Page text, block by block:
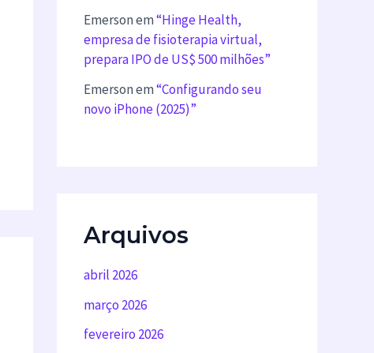
Emersonem“Hinge Health,
empresa de fisioterapia virtual,
prepara IPO de US$ 500 milhões”
Emersonem“Configurando seu
novo iPhone (2025)”
Arquivos
abril 2026
março 2026
fevereiro 2026